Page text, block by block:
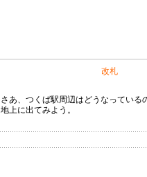
改札
さあ、つくば駅周辺はどうなっている
地上に出てみよう。